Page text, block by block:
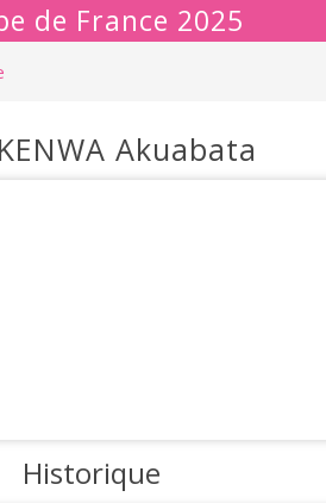
de France 2025
Akuabata
Historique